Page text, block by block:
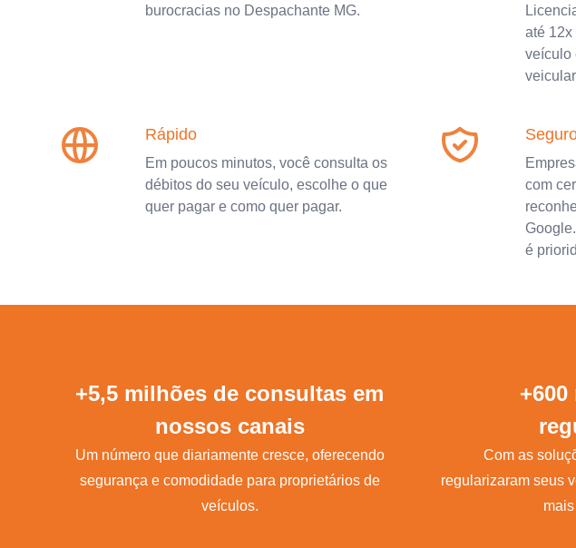
burocracias no Despachante MG.
até 12x
veículo
Rápido
Em poucos minutos, você consulta os
débitos do seu veículo, escolhe o que
quer pagar e como quer pagar.
com
é
+5,5 milhões de consultas em
nossos canais
Um número que diariamente cresce, oferecendo
segurança e comodidade para proprietários de
veículos.
Com as
regularizaram seus